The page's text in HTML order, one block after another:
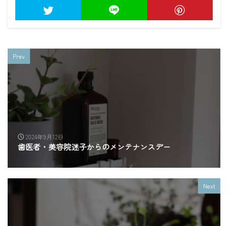
Prev
2024年9月12日
歯医者・美容院迷子からのメンテナンスデー
Next